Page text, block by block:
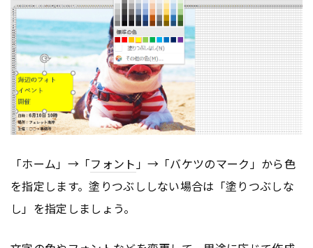
「ホーム」→「フォント 」→「バケツのマーク」から色
を指定します。塗りつぶししない場合は「塗りつぶしな
し」を指定しましょう。